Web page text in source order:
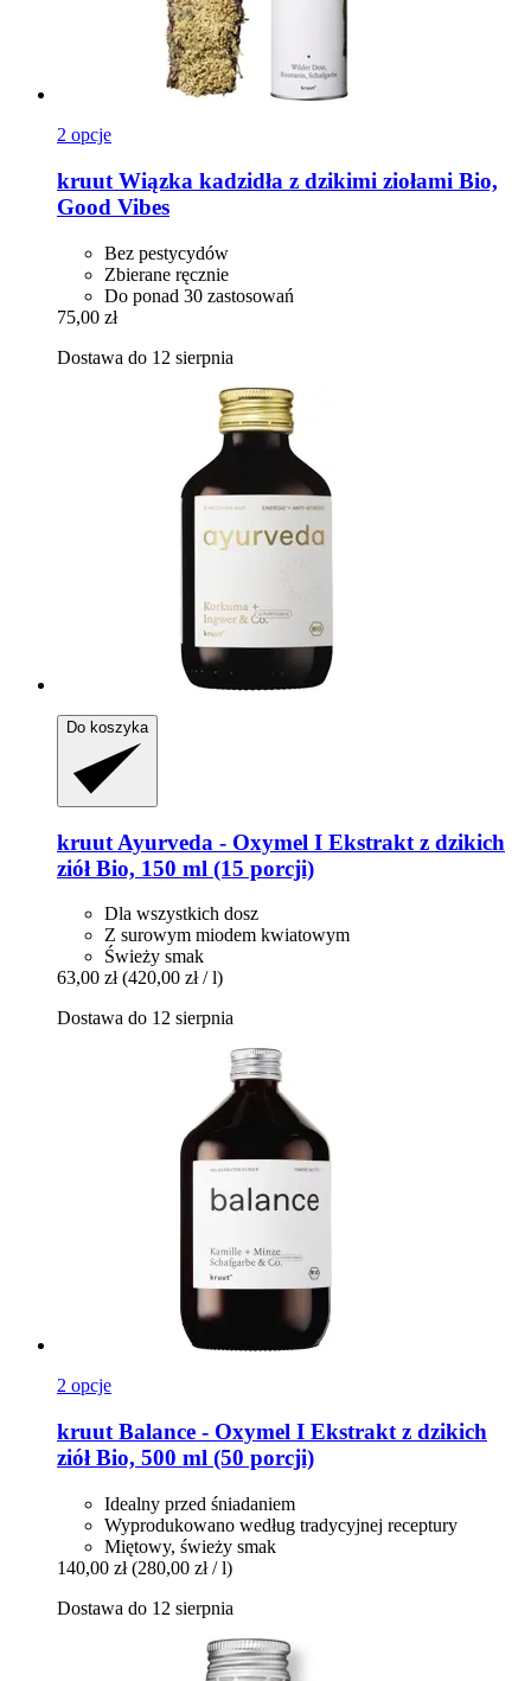
2 opcje
kruut Wiązka kadzidła z dzikimi ziołami Bio,
Good Vibes
Bez pestycydów
Zbierane ręcznie
Do ponad 30 zastosowań
75,00 zł
Dostawa do 12 sierpnia
Do koszyka
kruut Ayurveda -​ Oxymel I Ekstrakt z dzikich
ziół Bio, 150 ml (15 porcji)
Dla wszystkich dosz
Z surowym miodem kwiatowym
Świeży smak
63,00 zł (420,00 zł / l)
Dostawa do 12 sierpnia
2 opcje
kruut Balance -​ Oxymel I Ekstrakt z dzikich
ziół Bio, 500 ml (50 porcji)
Idealny przed śniadaniem
Wyprodukowano według tradycyjnej receptury
Miętowy, świeży smak
140,00 zł (280,00 zł / l)
Dostawa do 12 sierpnia